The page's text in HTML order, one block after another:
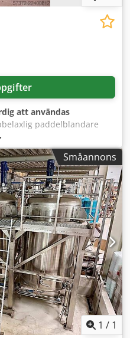
att användas
paddelblandare
fjäderfägård, finns
nominella volym:
ca 1300 kg, motoreffekt:
%, maskinens mått (X/Y/Z):
vikt: ca 1550 kg.
Dokumentation
Dodpfx Ansznx
Småannons
1 / 1